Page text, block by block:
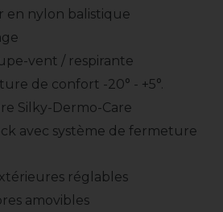
en nylon balistique
vent / respirante
de confort -20° - +5°.
Silky-Dermo-Care
avec système de fermeture
réglables
amovibles